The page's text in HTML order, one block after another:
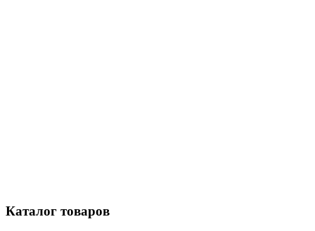
Каталог товаров